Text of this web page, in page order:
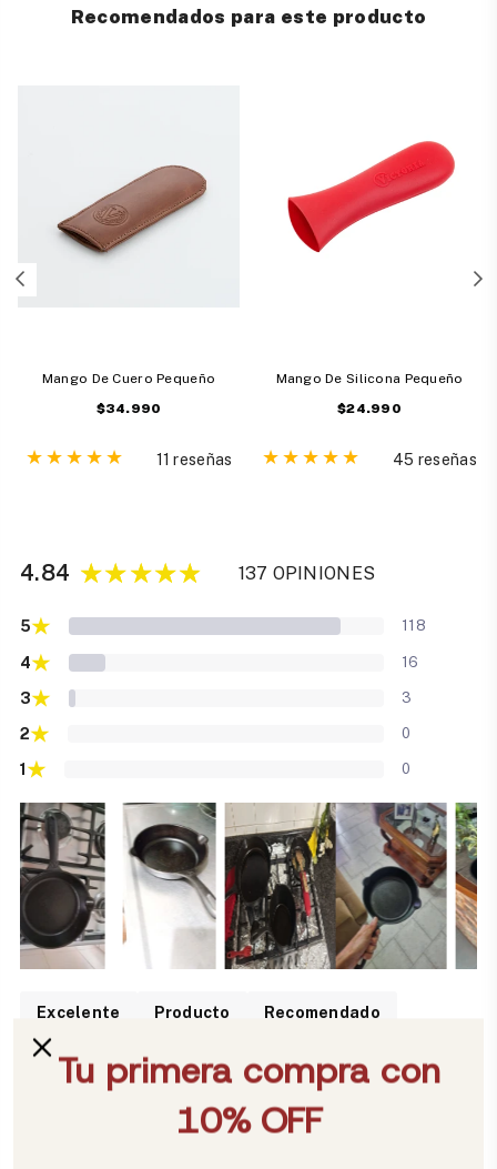
Recomendados para este producto
Mango De Cuero Pequeño
Precio
$34.990
11 reseñas
Mango De Silicona Pequeño
Precio
$24.990
45 reseñas
4.84 137 OPINIONES
5★ 118
4★ 16
3★ 3
2★ 0
1★ 0
Excelente Producto Recomendado
Sartén Calidad
Esmaltado